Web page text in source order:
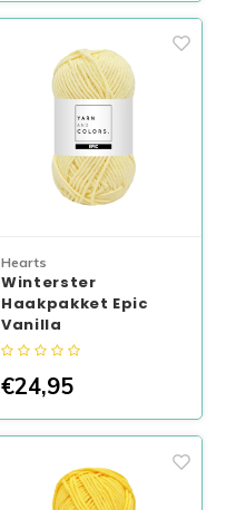
Hearts
Winterster
Haakpakket Epic
Vanilla
€24,95